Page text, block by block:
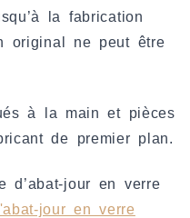
la fabrication
original ne peut être
d’abat-jour en verre
jour en verre